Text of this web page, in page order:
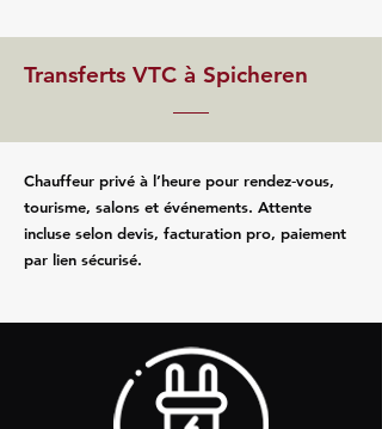
Transferts VTC à Spicheren
Chauffeur privé à l’heure pour rendez‑vous,
tourisme, salons et événements. Attente
incluse selon devis, facturation pro, paiement
par lien sécurisé.